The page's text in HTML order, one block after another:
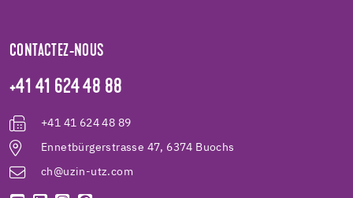
CONTACTEZ-NOUS
+41 41 624 48 88
+41 41 624 48 89
Ennetbürgerstrasse 47, 6374 Buochs
ch@uzin-utz.com